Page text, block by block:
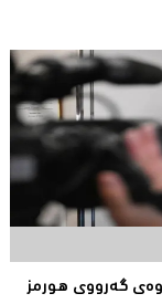
گەرووى هورمز